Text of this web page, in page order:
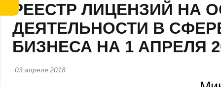
РЕЕСТР ЛИЦЕНЗИЙ НА
ДЕЯТЕЛЬНОСТИ В
БИЗНЕСА НА 1 АПРЕЛЯ
03 апреля 2018